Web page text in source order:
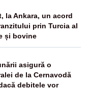
la Ankara, un acord
prin Turcia al
și bovine
asigură o
de la Cernavodă
debitele vor